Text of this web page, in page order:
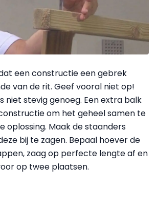
een constructie een gebrek
van de rit. Geef vooral niet op!
niet stevig genoeg. Een extra balk
om het geheel samen te
oplossing. Maak de staanders
bij te zagen. Bepaal hoever de
zaag op perfecte lengte af en
op twee plaatsen.